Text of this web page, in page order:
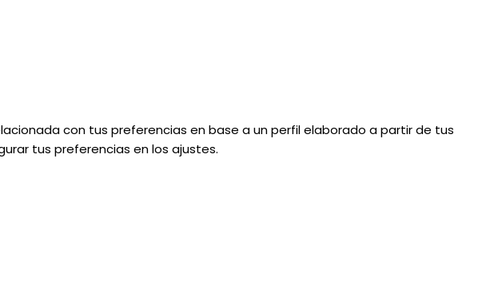
con tus preferencias en base a un perfil elaborado a partir de tus
tus preferencias en los ajustes.